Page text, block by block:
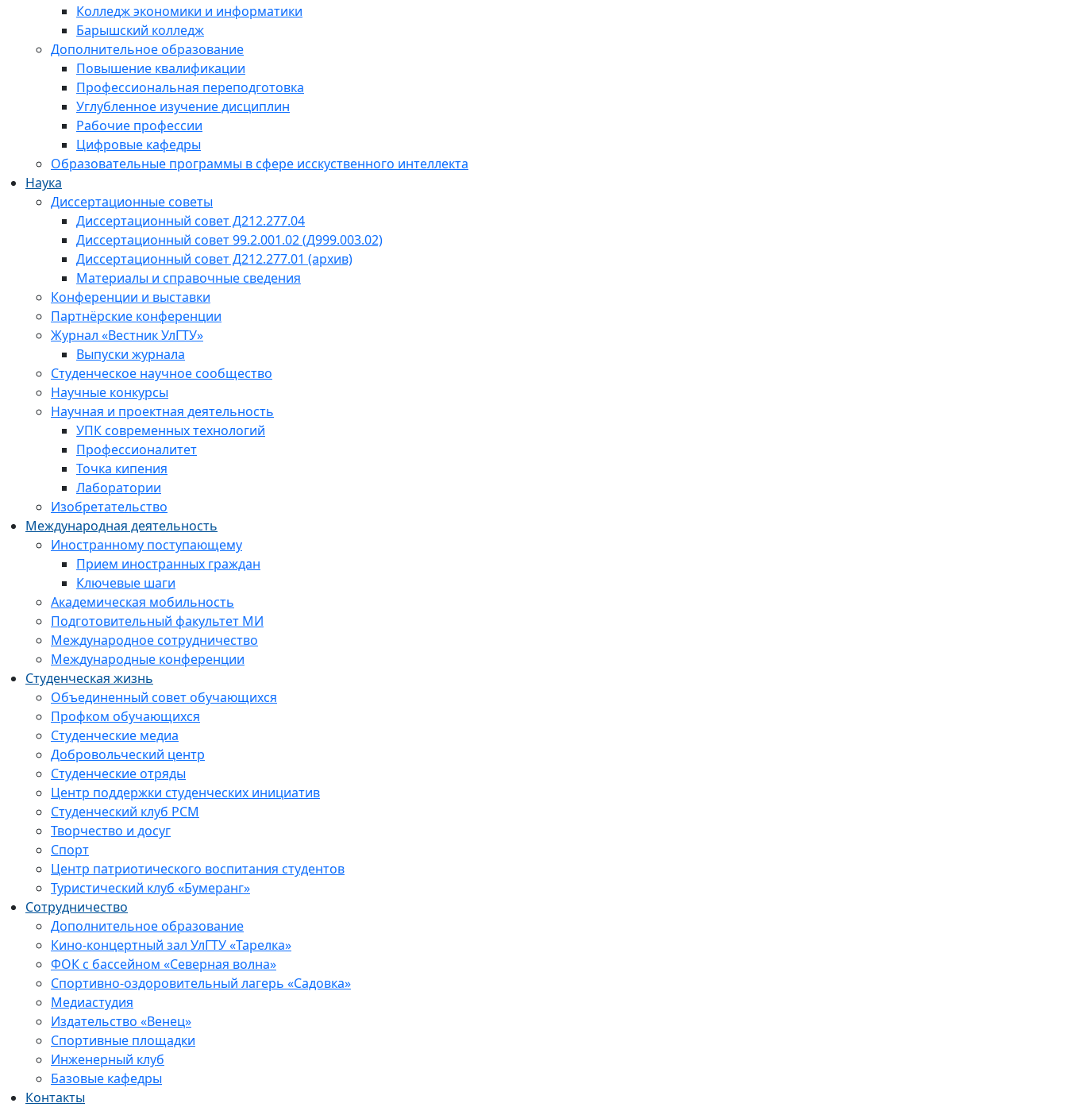
Колледж экономики и информатики
Барышский колледж
Дополнительное образование
Повышение квалификации
Профессиональная переподготовка
Углубленное изучение дисциплин
Рабочие профессии
Цифровые кафедры
Образовательные программы в сфере исскуственного интеллекта
Наука
Диссертационные советы
Диссертационный совет Д212.277.04
Диссертационный совет 99.2.001.02 (Д999.003.02)
Диссертационный совет Д212.277.01 (архив)
Материалы и справочные сведения
Конференции и выставки
Партнёрские конференции
Журнал «Вестник УлГТУ»
Выпуски журнала
Студенческое научное сообщество
Научные конкурсы
Научная и проектная деятельность
УПК современных технологий
Профессионалитет
Точка кипения
Лаборатории
Изобретательство
Международная деятельность
Иностранному поступающему
Прием иностранных граждан
Ключевые шаги
Академическая мобильность
Подготовительный факультет МИ
Международное сотрудничество
Международные конференции
Студенческая жизнь
Объединенный совет обучающихся
Профком обучающихся
Студенческие медиа
Добровольческий центр
Студенческие отряды
Центр поддержки студенческих инициатив
Студенческий клуб РСМ
Творчество и досуг
Спорт
Центр патриотического воспитания студентов
Туристический клуб «Бумеранг»
Сотрудничество
Дополнительное образование
Кино-концертный зал УлГТУ «Тарелка»
ФОК с бассейном «Северная волна»
Спортивно-оздоровительный лагерь «Садовка»
Медиастудия
Издательство «Венец»
Спортивные площадки
Инженерный клуб
Базовые кафедры
Контакты